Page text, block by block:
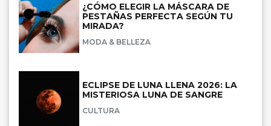
¿CÓMO ELEGIR LA MÁSCARA DE
PESTAÑAS PERFECTA SEGÚN TU
MIRADA?
MODA & BELLEZA
ECLIPSE DE LUNA LLENA 2026: LA
MISTERIOSA LUNA DE SANGRE
CULTURA